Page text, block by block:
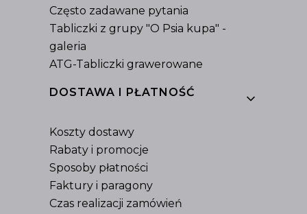
Często zadawane pytania
Tabliczki z grupy "O Psia kupa" -
galeria
ATG-Tabliczki grawerowane
DOSTAWA I PŁATNOŚĆ
Koszty dostawy
Rabaty i promocje
Sposoby płatności
Faktury i paragony
Czas realizacji zamówień